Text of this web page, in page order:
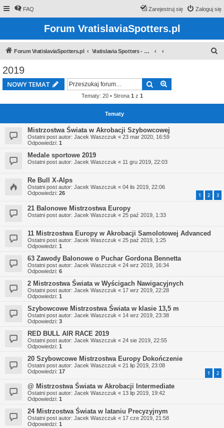
FAQ Zaloguj się
Zarejestruj się
Forum VratislaviaSpotters.pl
Forum VratislaviaSpotters.pl Vratislavia Spotters - Wroclawska grupa spotterska
2019
NOWY TEMAT Szukaj
Tematy: 20 • Strona 1 z 1
Tematy
Mistrzostwa Świata w Akrobacji Szybowcowej
Ostatni post autor: Jacek Waszczuk « 23 mar 2020, 16:59
Odpowiedzi: 1
Medale sportowe 2019
Ostatni post autor: Jacek Waszczuk « 11 gru 2019, 22:03
Re Bull X-Alps
Ostatni post autor: Jacek Waszczuk « 04 lis 2019, 22:06
Odpowiedzi: 26 1 2 3
21 Balonowe Mistrzostwa Europy
Ostatni post autor: Jacek Waszczuk « 25 paź 2019, 1:33
11 Mistrzostwa Europy w Akrobacji Samolotowej Advanced
Ostatni post autor: Jacek Waszczuk « 25 paź 2019, 1:25
Odpowiedzi: 1
63 Zawody Balonowe o Puchar Gordona Bennetta
Ostatni post autor: Jacek Waszczuk « 24 wrz 2019, 16:34
Odpowiedzi: 6
2 Mistrzostwa Świata w Wyścigach Nawigacyjnych
Ostatni post autor: Jacek Waszczuk « 17 wrz 2019, 22:28
Odpowiedzi: 1
Szybowcowe Mistrzostwa Świata w klasie 13,5 m
Ostatni post autor: Jacek Waszczuk « 14 wrz 2019, 23:38
Odpowiedzi: 3
RED BULL AIR RACE 2019
Ostatni post autor: Jacek Waszczuk « 24 sie 2019, 22:55
Odpowiedzi: 1
20 Szybowcowe Mistrzostwa Europy Dokończenie
Ostatni post autor: Jacek Waszczuk « 21 lip 2019, 23:08
Odpowiedzi: 17 1 2
@ Mistrzostwa Świata w Akrobacji Intermediate
Ostatni post autor: Jacek Waszczuk « 13 lip 2019, 19:42
Odpowiedzi: 1
24 Mistrzostwa Świata w lataniu Precyzyjnym
Ostatni post autor: Jacek Waszczuk « 17 cze 2019, 21:58
Odpowiedzi: 1